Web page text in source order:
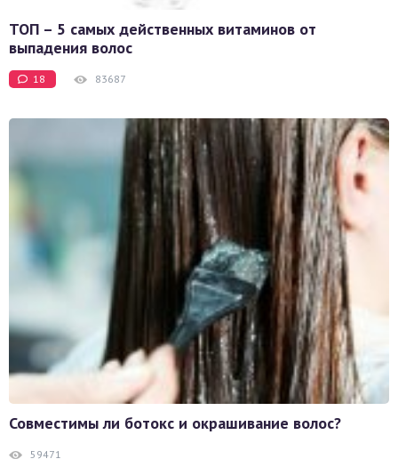
ТОП – 5 самых действенных витаминов от
выпадения волос
18 83687
Совместимы ли ботокс и окрашивание волос?
59471